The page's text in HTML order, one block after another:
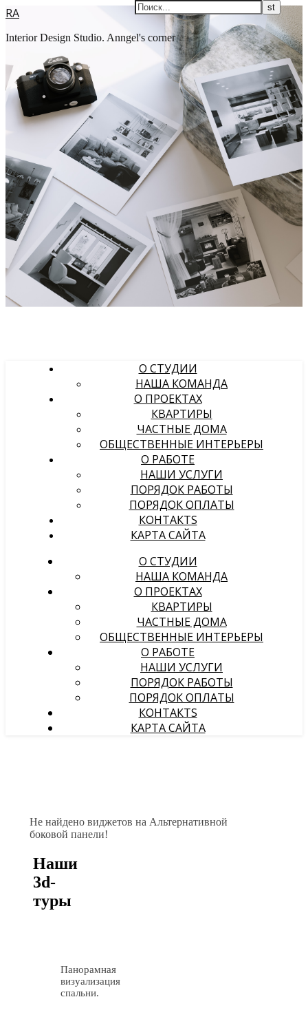
RA
Interior Design Studio. Anngel's corner
О СТУДИИ
НАША КОМАНДА
О ПРОЕКТАХ
КВАРТИРЫ
ЧАСТНЫЕ ДОМА
ОБЩЕСТВЕННЫЕ ИНТЕРЬЕРЫ
О РАБОТЕ
НАШИ УСЛУГИ
ПОРЯДОК РАБОТЫ
ПОРЯДОК ОПЛАТЫ
КОНТАКТS
КАРТА САЙТА
О СТУДИИ
НАША КОМАНДА
О ПРОЕКТАХ
КВАРТИРЫ
ЧАСТНЫЕ ДОМА
ОБЩЕСТВЕННЫЕ ИНТЕРЬЕРЫ
О РАБОТЕ
НАШИ УСЛУГИ
ПОРЯДОК РАБОТЫ
ПОРЯДОК ОПЛАТЫ
КОНТАКТS
КАРТА САЙТА
Не найдено виджетов на Альтернативной
боковой панели!
Наши
3d-
туры
Панорамная
визуализация
спальни.